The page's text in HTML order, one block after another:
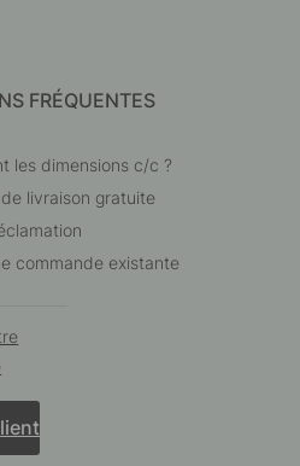
FRÉQUENTES
les dimensions c/c ?
livraison gratuite
commande existante